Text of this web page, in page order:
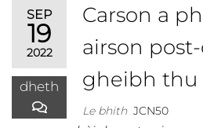
SEP
19
2022
dheth
Carson a
airson
gheibh thu
Le bhith JCN50